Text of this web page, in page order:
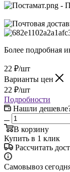
-
Более подробная
22 ₽/шт
Варианты цен
22 ₽/шт
Подробности
Нашли
В корзину
Купить в 1 клик
Рассчитать
Самовывоз